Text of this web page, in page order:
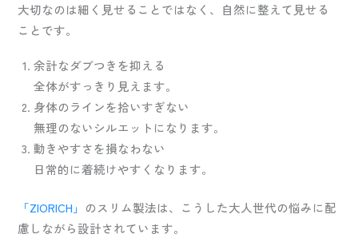
大切なのは細く見せることではなく、自然に整えて見せる
ことです。
余計なダブつきを抑える
全体がすっきり見えます。
身体のラインを拾いすぎない
無理のないシルエットになります。
動きやすさを損なわない
日常的に着続けやすくなります。
「ZIORICH」 のスリム製法は、こうした大人世代の悩みに配
慮しながら設計されています。